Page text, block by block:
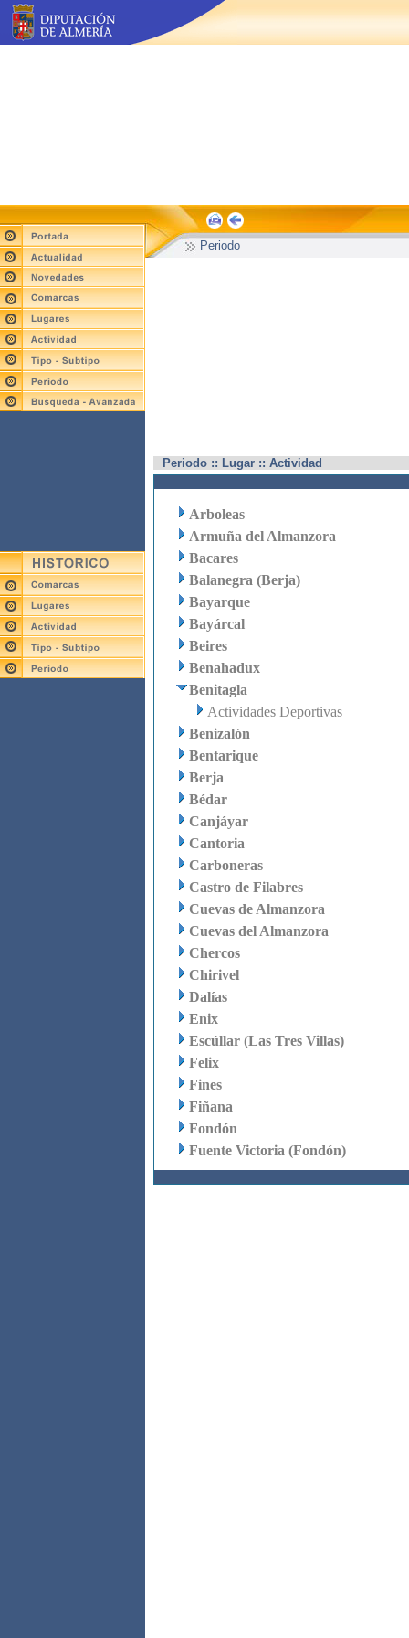
Periodo
Periodo :: Lugar :: Actividad
Arboleas
Armuña del Almanzora
Bacares
Balanegra (Berja)
Bayarque
Bayárcal
Beires
Benahadux
Benitagla
Actividades Deportivas
Benizalón
Bentarique
Berja
Bédar
Canjáyar
Cantoria
Carboneras
Castro de Filabres
Cuevas de Almanzora
Cuevas del Almanzora
Chercos
Chirivel
Dalías
Enix
Escúllar (Las Tres Villas)
Felix
Fines
Fiñana
Fondón
Fuente Victoria (Fondón)